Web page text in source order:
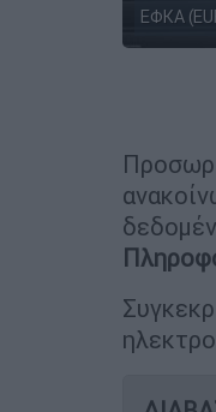
ΕΦΚΑ